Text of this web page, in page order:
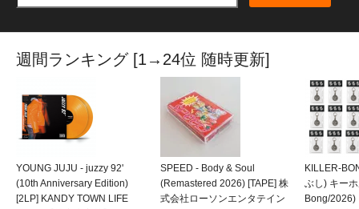
週間ランキング [1→24位 随時更新]
YOUNG JUJU - juzzy 92'
(10th Anniversary Edition)
[2LP] KANDY TOWN LIFE
SPEED - Body & Soul
(Remastered 2026) [TAPE] 株
式会社ローソンエンタテイン
KILLER-
ぶし) キー
Bong/2026)